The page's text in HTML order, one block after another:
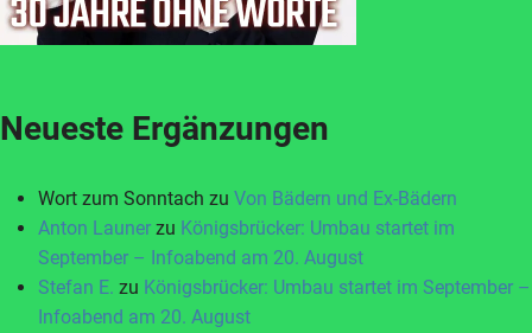
Neueste Ergänzungen
Wort zum Sonntach zu Von Bädern und Ex-Bädern
Anton Launer zu Königsbrücker: Umbau startet im
September – Infoabend am 20. August
Stefan E. zu Königsbrücker: Umbau startet im September –
Infoabend am 20. August